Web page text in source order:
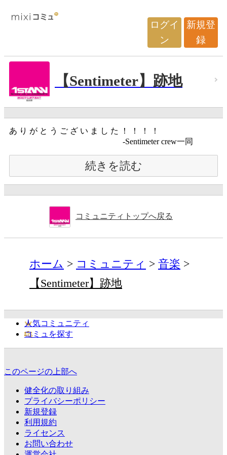
ログイ
ン
新規登
録
【Sentimeter】跡地
あ り が と う ご ざ い ま し た ！ ！ ！ ！
-Sentimeter crew一同
続きを読む
コミュニティトップへ戻る
ホーム コミュニティ
音楽
【Sentimeter】跡地
人気コミュニティ
コミュを探す
このページの上部へ
健全化の取り組み
プライバシーポリシー
新規登録
利用規約
ライセンス
お問い合わせ